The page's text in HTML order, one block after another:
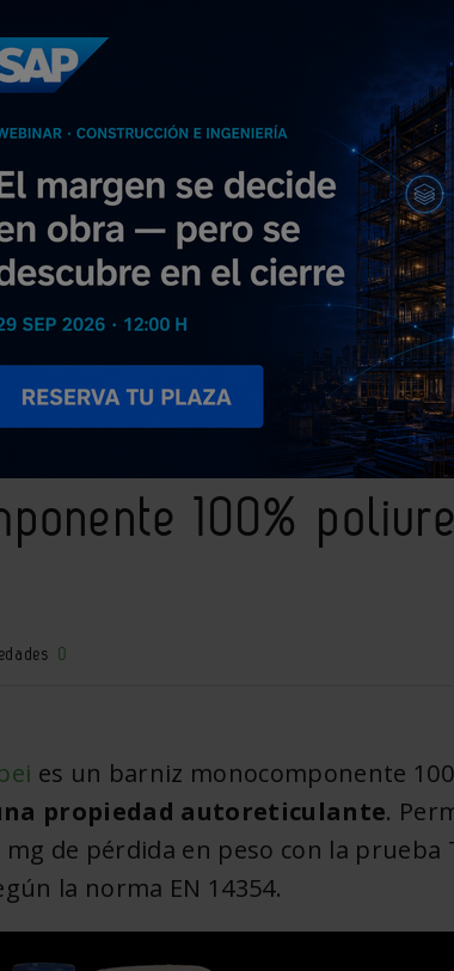
en edificación residencial
|
NOTICIAS PRODUCTOS
EMPRESAS
Barniz monocomponente 100% poliuretánico y alfático
100%
0
es un barniz monocomponente
propiedad autoreticulante.
de pérdida en peso con la prueba
la norma EN 14354.